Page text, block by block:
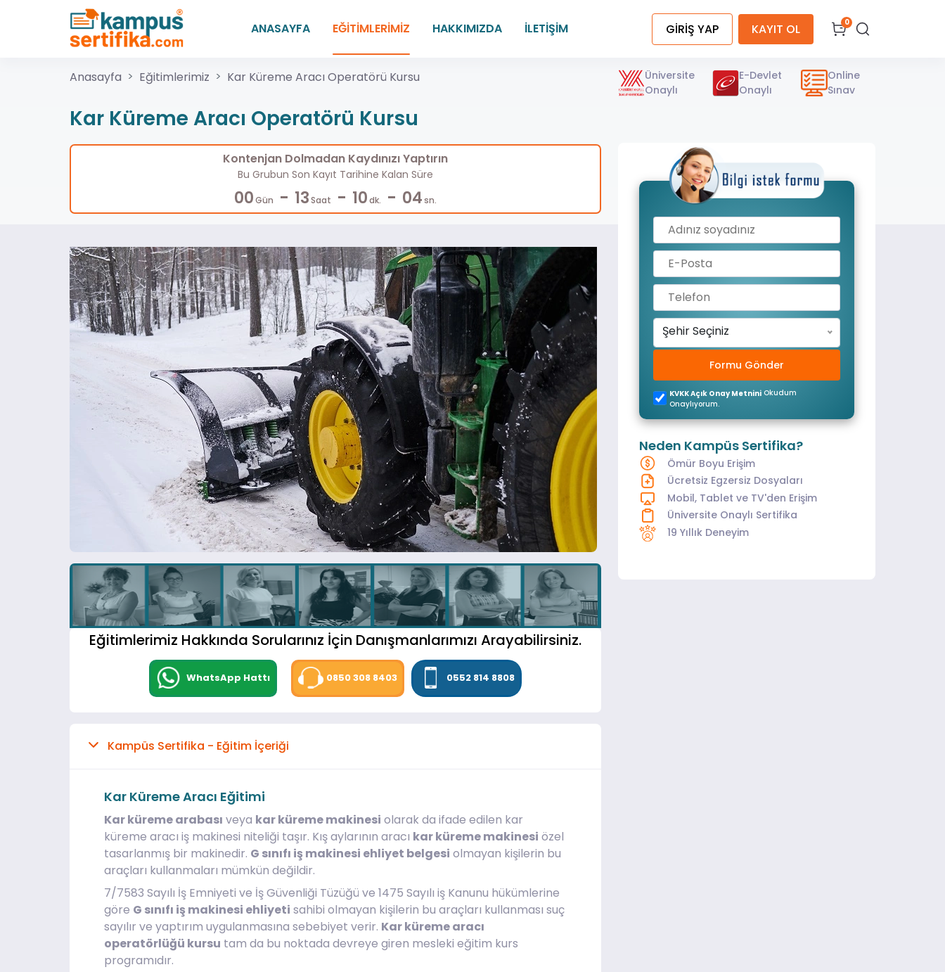
ANASAYFA EĞİTİMLERİMİZ HAKKIMIZDA İLETİŞİM GİRİŞ YAP KAYIT OL 0
Anasayfa Eğitimlerimiz Kar Küreme Aracı Operatörü Kursu
Üniversite
Onaylı
E-Devlet
Onaylı
Online
Sınav
Kar Küreme Aracı Operatörü Kursu
Kontenjan Dolmadan Kaydınızı Yaptırın
Bu Grubun Son Kayıt Tarihine Kalan Süre
00 Gün - 13 Saat - 10 dk. - 03sn.
Eğitimlerimiz Hakkında Sorularınız İçin Danışmanlarımızı Arayabilirsiniz.
WhatsApp Hattı 0850 308 8403 0552 814 8808
Kampüs Sertifika - Eğitim İçeriği
Kar Küreme Aracı Eğitimi
Kar küreme arabası veya kar küreme makinesi olarak da ifade edilen kar
küreme aracı iş makinesi niteliği taşır. Kış aylarının aracı kar küreme makinesi özel
tasarlanmış bir makinedir. G sınıfı iş makinesi ehliyet belgesi olmayan kişilerin bu
araçları kullanmaları mümkün değildir.
7/7583 Sayılı İş Emniyeti ve İş Güvenliği Tüzüğü ve 1475 Sayılı iş Kanunu hükümlerine
göre G sınıfı iş makinesi ehliyeti sahibi olmayan kişilerin bu araçları kullanması suç
sayılır ve yaptırım uygulanmasına sebebiyet verir. Kar küreme aracı
operatörlüğü kursu tam da bu noktada devreye giren mesleki eğitim kurs
programıdır.
Şehir Seçiniz
Formu Gönder
KVKK Açık Onay Metnini Okudum
Onaylıyorum.
Neden Kampüs Sertifika?
Ömür Boyu Erişim
Ücretsiz Egzersiz Dosyaları
Mobil, Tablet ve TV'den Erişim
Üniversite Onaylı Sertifika
19 Yıllık Deneyim